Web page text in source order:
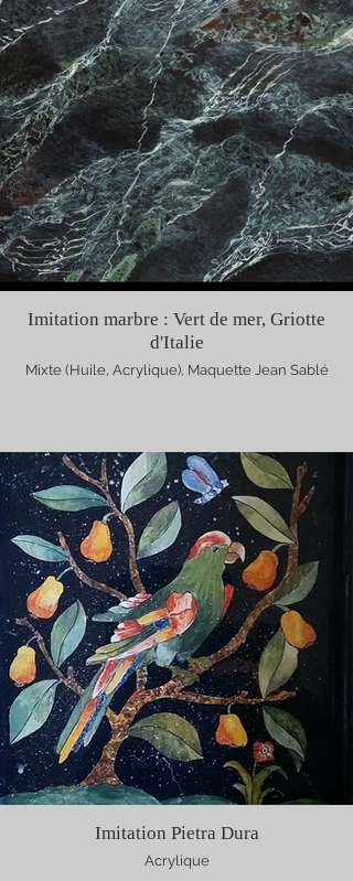
Imitation marbre : Vert de mer, Griotte
d'Italie
Mixte (Huile, Acrylique), Maquette Jean Sablé
Imitation Pietra Dura
Acrylique